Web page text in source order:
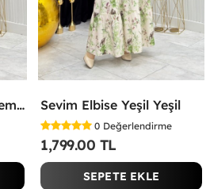
Sevim Elbise Pembe Pembe Sevim Elbise Yeşil Yeşil
0 Değerlendirme
1,799.00 TL
SEPETE EKLE